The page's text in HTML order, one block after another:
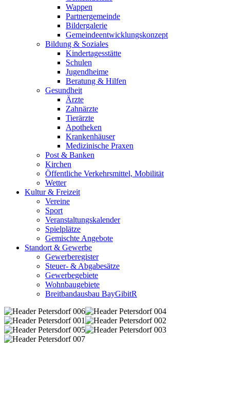
Wappen
Partnergemeinde
Bildergalerie
Gemeindeentwicklungskonzept
Bildung & Soziales
Kindertagesstätte
Schulen
Jugendheime
Beratung & Hilfen
Gesundheit
Ärzte
Zahnärzte
Tierärzte
Apotheken
Krankenhäuser
Medizinische Praxen
Post & Banken
Kirchen
Öffentliche Verkehrsmittel, Mobilität
Wetter
Kultur & Freizeit
Vereine
Sport
Veranstaltungskalender
Spielplätze
Gemischte Angebote
Standort & Gewerbe
Gewerberegister
Steuer- & Abgabesätze
Gewerbegebiete
Wohnbaugebiete
Breitbandausbau BayGibitR